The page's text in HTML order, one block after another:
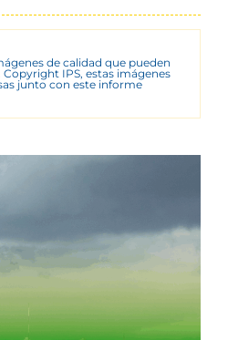
de calidad que pueden
Copyright IPS, estas imágenes
junto con este informe